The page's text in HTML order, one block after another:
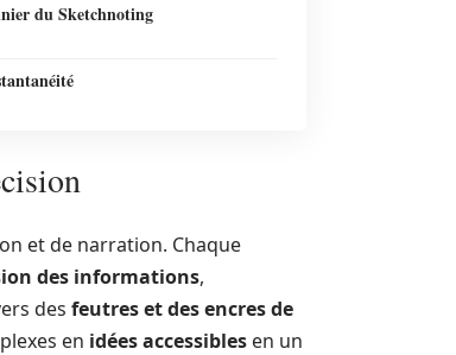
du Sketchnoting
et de narration. Chaque
des informations,
des feutres et des encres de
en idées accessibles en un